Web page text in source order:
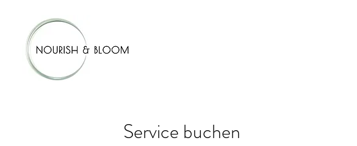
Service buchen